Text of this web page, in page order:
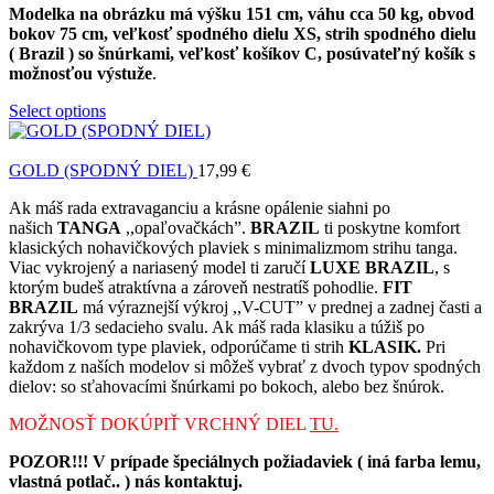
Modelka na obrázku má výšku 151 cm, váhu cca 50 kg, obvod
bokov 75 cm, veľkosť spodného dielu XS, strih spodného dielu
( Brazil ) so šnúrkami, veľkosť košíkov C, posúvateľný košík s
možnosťou výstuže.
Select options
GOLD (SPODNÝ DIEL) 17,99 €
Ak máš rada extravaganciu a krásne opálenie siahni po
našich TANGA ,,opaľovačkách”. BRAZIL ti poskytne komfort
klasických nohavičkových plaviek s minimalizmom strihu tanga.
Viac vykrojený a nariasený model ti zaručíLUXE BRAZIL, s
ktorým budeš atraktívna a zároveň nestratíš pohodlie. FIT
BRAZIL má výraznejší výkroj ,,V-CUT” v prednej a zadnej časti a
zakrýva 1/3 sedacieho svalu. Ak máš rada klasiku a túžiš po
nohavičkovom type plaviek, odporúčame ti strih KLASIK. Pri
každom z naších modelov si môžeš vybrať z dvoch typov spodných
dielov: so sťahovacími šnúrkami po bokoch, alebo bez šnúrok.
MOŽNOSŤ DOKÚPIŤ VRCHNÝ DIEL TU.
POZOR!!! V prípade špeciálnych požiadaviek ( iná farba lemu,
vlastná potlač.. ) nás kontaktuj.